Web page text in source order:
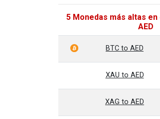
5 Monedas más altas
AED
BTC to AED
XAU to AED
XAG to AED